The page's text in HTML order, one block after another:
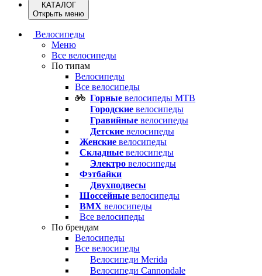
КАТАЛОГ
Открыть меню
Велосипеды
Меню
Все велосипеды
По типам
Велосипеды
Все велосипеды
Горные велосипеды MTB
Городские велосипеды
Гравийные велосипеды
Детские велосипеды
Женские велосипеды
Складные велосипеды
Электро велосипеды
Фэтбайки
Двухподвесы
Шоссейные велосипеды
BMX велосипеды
Все велосипеды
По брендам
Велосипеды
Все велосипеды
Велосипеди Merida
Велосипеди Cannondale